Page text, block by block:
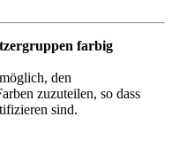
farbig
den
zuzuteilen, so dass
sind.